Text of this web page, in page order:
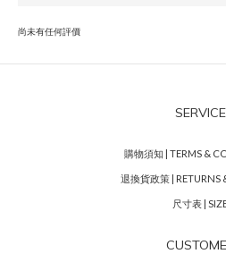
尚未有任何評價
SERVICE
購物須知 | TERMS &
退換貨政策 | RETURNS
尺寸表 |